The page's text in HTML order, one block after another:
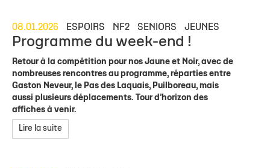
08.01.2026 ESPOIRS NF2 SENIORS JEUNES
Programme du week-end !
Retour à la compétition pour nos Jaune et Noir, avec de
nombreuses rencontres au programme, réparties entre
Gaston Neveur, le Pas des Laquais, Puilboreau, mais
aussi plusieurs déplacements. Tour d’horizon des
affiches à venir.
Lire la suite